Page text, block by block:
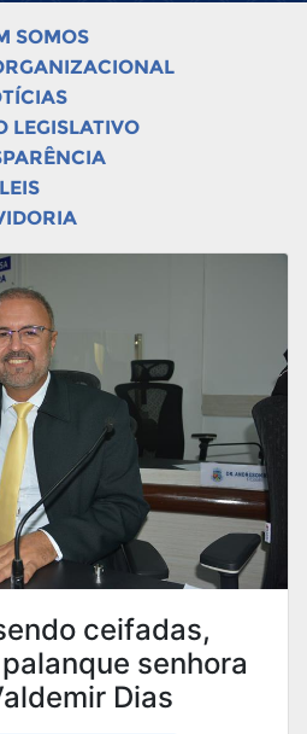
SOMOS
LEGISLATIVO
LEIS
ceifadas,
senhora
Dias